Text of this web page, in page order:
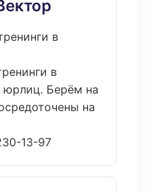
в
в
юрлиц. Берём на
на
13-97